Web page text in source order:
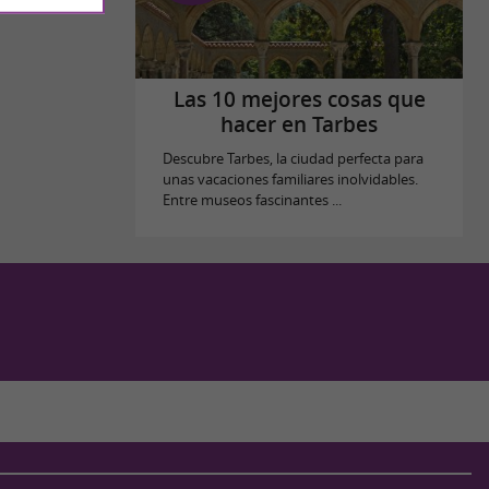
Las 10 mejores cosas que
hacer en Tarbes
Descubre Tarbes, la ciudad perfecta para
unas vacaciones familiares inolvidables.
Entre museos fascinantes ...